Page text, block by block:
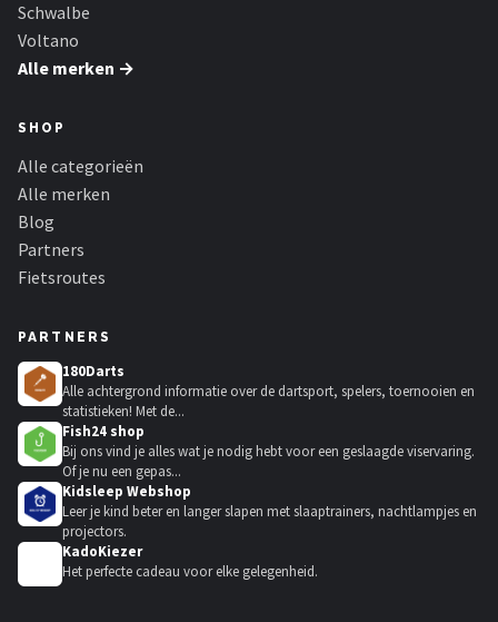
Schwalbe
Voltano
Alle merken →
SHOP
Alle categorieën
Alle merken
Blog
Partners
Fietsroutes
PARTNERS
180Darts
Alle achtergrond informatie over de dartsport, spelers, toernooien en
statistieken! Met de...
Fish24 shop
Bij ons vind je alles wat je nodig hebt voor een geslaagde viservaring.
Of je nu een gepas...
Kidsleep Webshop
Leer je kind beter en langer slapen met slaaptrainers, nachtlampjes en
projectors.
KadoKiezer
Het perfecte cadeau voor elke gelegenheid.